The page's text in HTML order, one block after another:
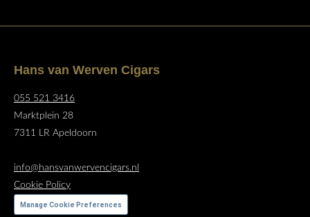
Hans van Werven Cigars
055 521 3416
Marktplein 28
7311 LR Apeldoorn
info@hansvanwervencigars.nl
Cookie Policy
Manage Cookie Preferences